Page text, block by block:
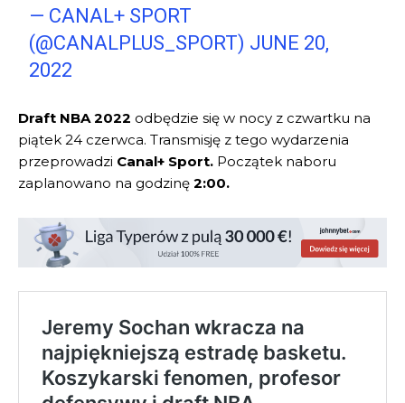
— CANAL+ SPORT
(@CANALPLUS_SPORT) JUNE 20,
2022
Draft NBA 2022 odbędzie się w nocy z czwartku na
piątek 24 czerwca. Transmisję z tego wydarzenia
przeprowadzi Canal+ Sport. Początek naboru
zaplanowano na godzinę 2:00.